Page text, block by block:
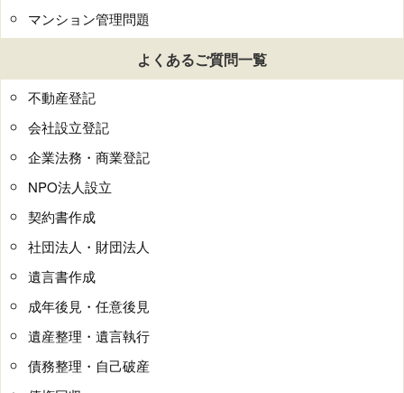
マンション管理問題
よくあるご質問一覧
不動産登記
会社設立登記
企業法務・商業登記
NPO法人設立
契約書作成
社団法人・財団法人
遺言書作成
成年後見・任意後見
遺産整理・遺言執行
債務整理・自己破産